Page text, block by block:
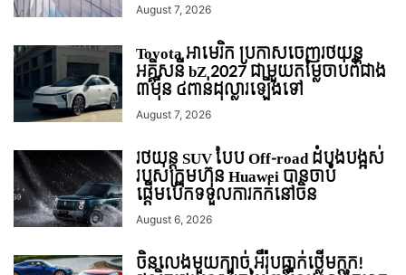
August 7, 2026
Toyota អាមេរិក ប្រកាសចេញរថយន្ត
អគ្គិសនី bZ 2027 ជាមួយតម្លៃចាប់ពីជាង
៣ម៉ឺន ៤ពាន់ដុល្លារឡើងទៅ
August 7, 2026
រថយន្ត SUV បែប Off-road ដំបូងបង្អស់
របស់ក្រុមហ៊ុន Huawei បានចាប់
ផ្តើមបើកទទួលការកក់នៅចិន
August 6, 2026
ចិនលេងមួយក្បាច់ អឺរ៉ុបធ្លាក់ថ្លើមក្តុក!